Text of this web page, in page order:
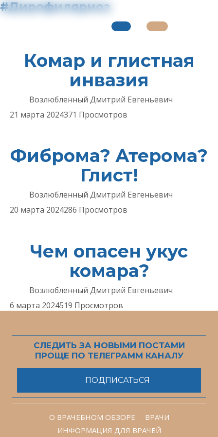
#Дирофиляриоз
Комар и глистная
инвазия
Возлюбленный Дмитрий Евгеньевич
21 марта 2024371 Просмотров
Фиброма? Атерома?
Глист!
Возлюбленный Дмитрий Евгеньевич
20 марта 2024286 Просмотров
Чем опасен укус
комара?
Возлюбленный Дмитрий Евгеньевич
6 марта 2024519 Просмотров
СЛЕДИТЬ ЗА НОВЫМИ ПОСТАМИ
ПРОЩЕ ПО ТЕЛЕГРАММ КАНАЛУ
ПОДПИСАТЬСЯ
О ВРАЧЕБНОМ ОБЗОРЕ
ВРАЧИ
ИНФОРМАЦИЯ ДЛЯ ВРАЧЕЙ